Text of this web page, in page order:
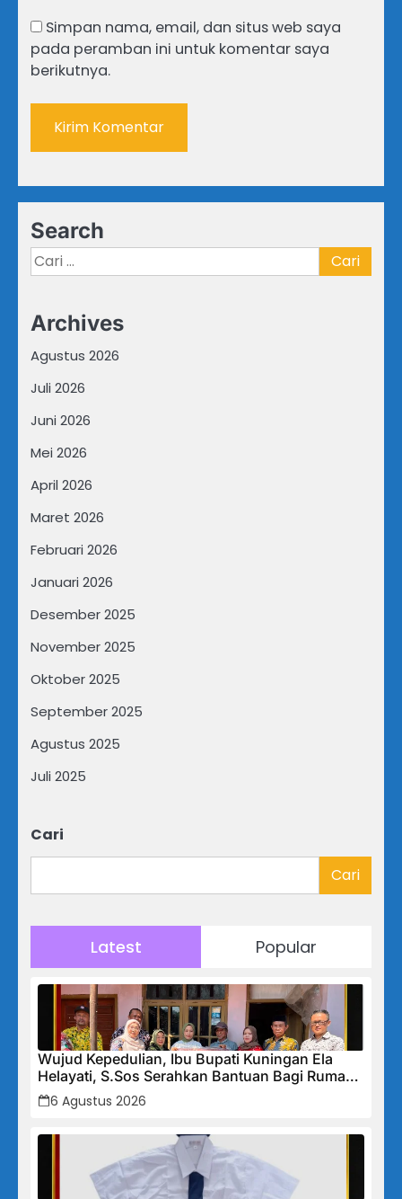
Simpan nama, email, dan situs web saya
pada peramban ini untuk komentar saya
berikutnya.
Search
Cari
untuk:
Archives
Agustus 2026
Juli 2026
Juni 2026
Mei 2026
April 2026
Maret 2026
Februari 2026
Januari 2026
Desember 2025
November 2025
Oktober 2025
September 2025
Agustus 2025
Juli 2025
Cari
Cari
Latest Popular
Wujud Kepedulian, Ibu Bupati Kuningan Ela
Helayati, S.Sos Serahkan Bantuan Bagi Rumah
Terdampak Bencana di Desa Karangkancana
6 Agustus 2026